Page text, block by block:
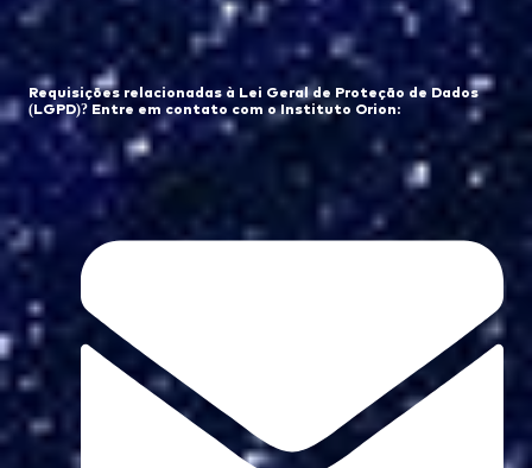
Requisições relacionadas à Lei Geral de Proteção de Dados
(LGPD)? Entre em contato com o Instituto Orion: